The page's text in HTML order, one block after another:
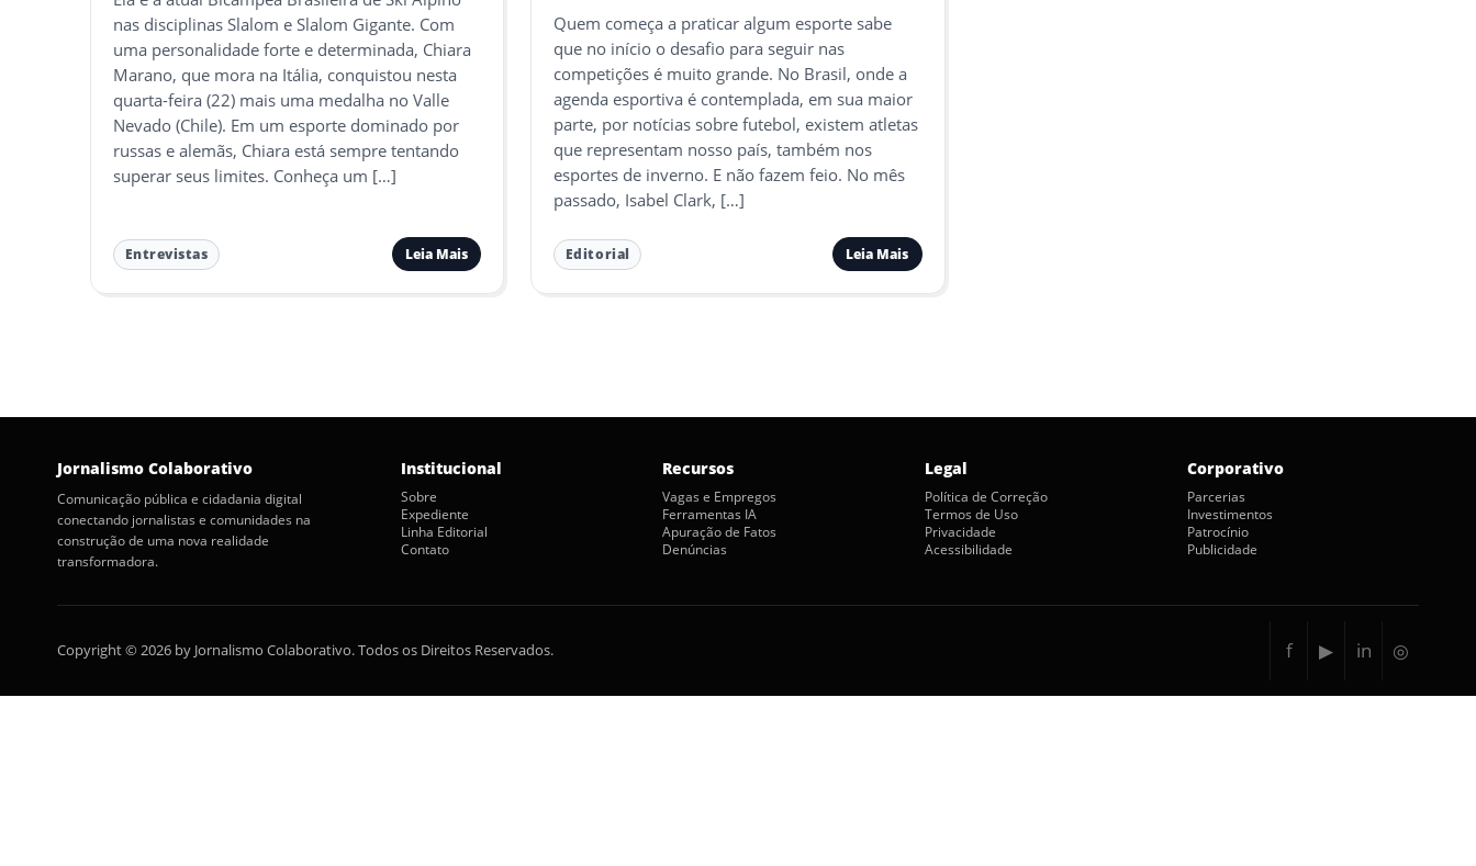
nas disciplinas Slalom e Slalom Gigante. Com
uma personalidade forte e determinada, Chiara
Marano, que mora na Itália, conquistou nesta
quarta-feira (22) mais uma medalha no Valle
Nevado (Chile). Em um esporte dominado por
russas e alemãs, Chiara está sempre tentando
superar seus limites. Conheça um […]
Entrevistas Leia Mais
Quem começa a praticar algum esporte sabe
que no início o desafio para seguir nas
competições é muito grande. No Brasil, onde a
agenda esportiva é contemplada, em sua maior
parte, por notícias sobre futebol, existem atletas
que representam nosso país, também nos
esportes de inverno. E não fazem feio. No mês
passado, Isabel Clark, […]
Editorial Leia Mais
Jornalismo Colaborativo
Comunicação pública e cidadania digital
conectando jornalistas e comunidades na
construção de uma nova realidade
transformadora.
Institucional
Sobre
Expediente
Linha Editorial
Contato
Recursos
Vagas e Empregos
Ferramentas IA
Apuração de Fatos
Denúncias
Legal
Política de Correção
Termos de Uso
Privacidade
Acessibilidade
Corporativo
Parcerias
Investimentos
Patrocínio
Publicidade
Copyright © 2026 by Jornalismo Colaborativo. Todos os Direitos Reservados. f ▶ in ◎